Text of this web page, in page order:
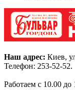
Наш адрес: Киев,
Телефон: 253-52-52.
Работаем с 10.00